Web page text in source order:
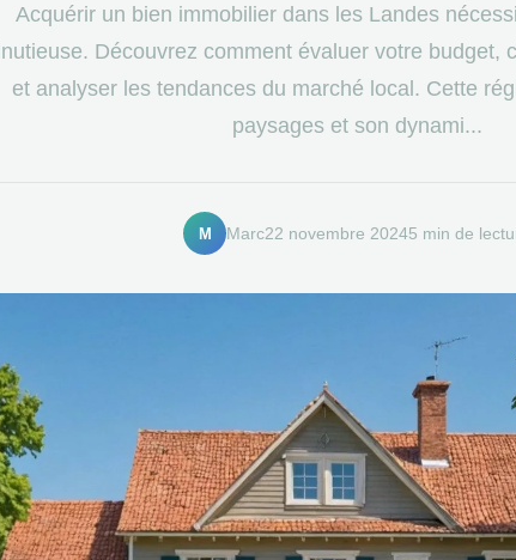
Acquérir un bien immobilier dans les Landes
Découvrez comment évaluer votre budget,
et analyser les tendances du marché local. Cette
paysages et son dynami...
M Marc22 novembre 20245 min de